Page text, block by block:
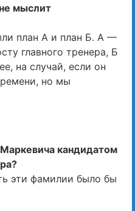
мыслит
план А и план Б. А —
главного тренера, Б
на случай, если он
но мы
кандидатом
эти фамилии было бы